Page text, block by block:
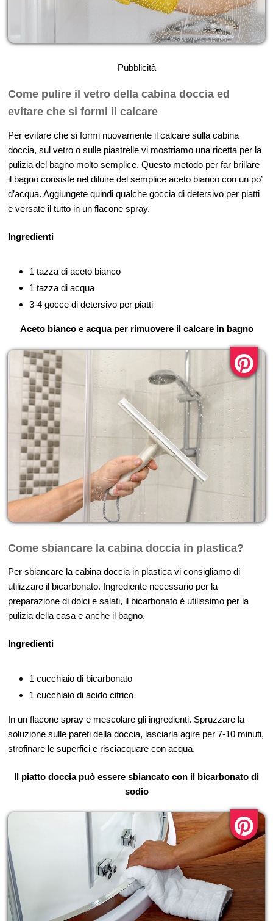
Pubblicità
Come pulire il vetro della cabina doccia ed
evitare che si formi il calcare
Per evitare che si formi nuovamente il calcare sulla cabina
doccia, sul vetro o sulle piastrelle vi mostriamo una ricetta per la
pulizia del bagno molto semplice. Questo metodo per far brillare
il bagno consiste nel diluire del semplice aceto bianco con un po’
d’acqua. Aggiungete quindi qualche goccia di detersivo per piatti
e versate il tutto in un flacone spray.
Ingredienti
1 tazza di aceto bianco
1 tazza di acqua
3-4 gocce di detersivo per piatti
Aceto bianco e acqua per rimuovere il calcare in bagno
Come sbiancare la cabina doccia in plastica?
Per sbiancare la cabina doccia in plastica vi consigliamo di
utilizzare il bicarbonato. Ingrediente necessario per la
preparazione di dolci e salati, il bicarbonato è utilissimo per la
pulizia della casa e anche il bagno.
Ingredienti
1 cucchiaio di bicarbonato
1 cucchiaio di acido citrico
In un flacone spray e mescolare gli ingredienti. Spruzzare la
soluzione sulle pareti della doccia, lasciarla agire per 7-10 minuti,
strofinare le superfici e risciacquare con acqua.
Il piatto doccia può essere sbiancato con il bicarbonato di
sodio